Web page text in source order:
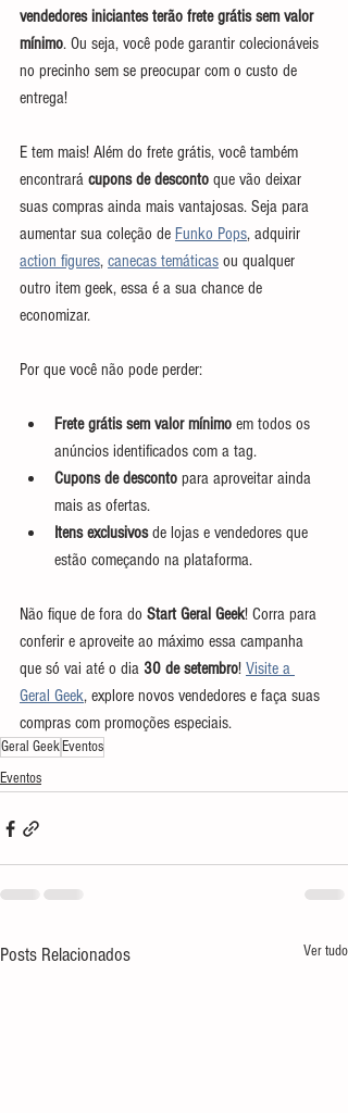
vendedores iniciantes terão frete grátis sem valor
mínimo. Ou seja, você pode garantir colecionáveis
no precinho sem se preocupar com o custo de
entrega!
E tem mais! Além do frete grátis, você também
encontrará cupons de desconto que vão deixar
suas compras ainda mais vantajosas. Seja para
aumentar sua coleção de Funko Pops, adquirir
action figures, canecas temáticas ou qualquer
outro item geek, essa é a sua chance de
economizar.
Por que você não pode perder:
Frete grátis sem valor mínimo em todos os
anúncios identificados com a tag.
Cupons de desconto para aproveitar ainda
mais as ofertas.
Itens exclusivos de lojas e vendedores que
estão começando na plataforma.
Não fique de fora do Start Geral Geek! Corra para
conferir e aproveite ao máximo essa campanha
que só vai até o dia 30 de setembro! Visite a
Geral Geek, explore novos vendedores e faça suas
compras com promoções especiais.
Geral Geek Eventos
Eventos
Posts Relacionados Ver tudo